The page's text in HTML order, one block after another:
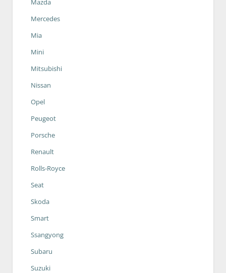
Mazda
Mercedes
Mia
Mini
Mitsubishi
Nissan
Opel
Peugeot
Porsche
Renault
Rolls-Royce
Seat
Skoda
Smart
Ssangyong
Subaru
Suzuki